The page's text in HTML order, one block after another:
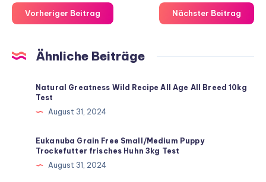
Vorheriger Beitrag Nächster Beitrag
Ähnliche Beiträge
Natural Greatness Wild Recipe All Age All Breed 10kg
Test
August 31, 2024
Eukanuba Grain Free Small/Medium Puppy
Trockefutter frisches Huhn 3kg Test
August 31, 2024